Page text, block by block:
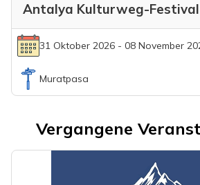
Antalya Kulturweg-Festival
31 Oktober 2026 - 08 November
Muratpasa
Vergangene